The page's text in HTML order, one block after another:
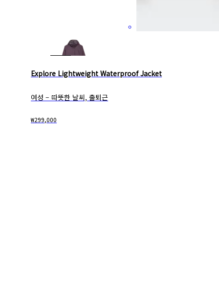
Explore Lightweight Waterproof Jacket
여성 – 따뜻한 날씨, 출퇴근
₩299,000